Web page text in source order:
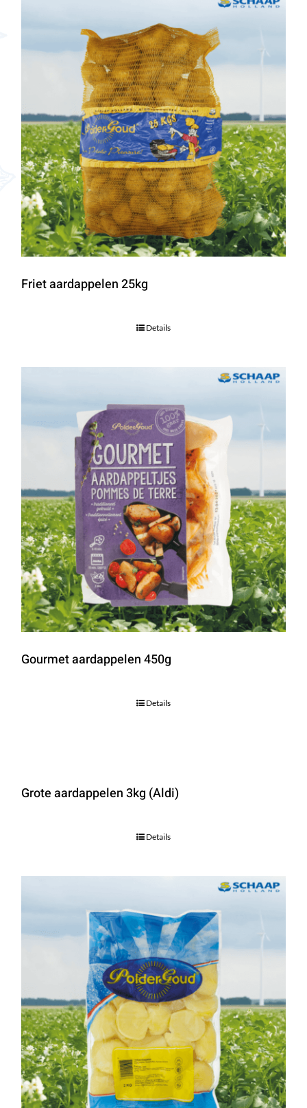
Friet aardappelen 25kg
Details
Gourmet aardappelen 450g
Details
Grote aardappelen 3kg (Aldi)
Details